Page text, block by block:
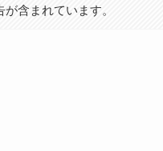
含まれています。